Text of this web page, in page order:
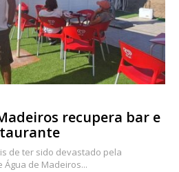
recupera bar e
de ter sido devastado pela
de Madeiros...